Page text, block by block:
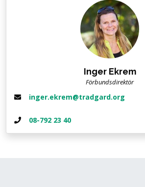
Inger Ekrem
Förbundsdirektör
inger.ekrem@tradgard.org
08-792 23 40